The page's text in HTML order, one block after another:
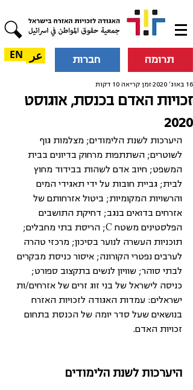
תרומה חברות عر EN
זכויות האדם בכנסת, אוגוסט
2020
16 באוג׳ 2020 זמן קריאה 10 דקות
היערכות לשנת הלימודים; מצלמות גוף
לשוטרים; השתתפות מרחוק בדיונים בבית
המשפט; חיוב אדם לשהות בבידוד מחוץ
לבית; גביית חובות על ידי תאגידי המים
והרשויות המקומיות; ביטול אזרחותם של
אזרחים בדואים בנגב; דחיקת התושבים
הפלסטינים משטח C; הריסת בתי מחבלים;
תוכניות העשרה לנוער בסיכון; מרכזי טהרה
לערבים נפטרי הקורונה; איסור כניסת מבקרים
לבתי סוהר; שוויון לנשים בתקצוב ספורט;
כניסה לישראל של בני זוג זרים של אזרחים/ות
ישראלים: עמדות האגודה לזכויות האזרח
בנושאים שעל סדר יומה של הכנסת בתחום
זכויות האדם.
היערכות לשנת הלימודים